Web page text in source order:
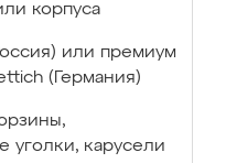
корпуса
или премиум
(Германия)
уголки, карусели